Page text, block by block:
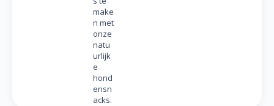
make
n met
onze
natu
urlijk
e
hond
ensn
acks.